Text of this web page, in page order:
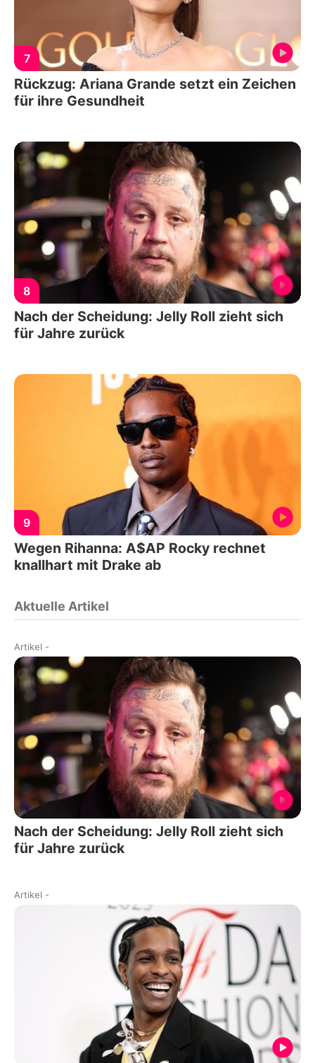
7
Rückzug: Ariana Grande setzt ein Zeichen
für ihre Gesundheit
8
Nach der Scheidung: Jelly Roll zieht sich
für Jahre zurück
9
Wegen Rihanna: A$AP Rocky rechnet
knallhart mit Drake ab
Aktuelle Artikel
Artikel -
Nach der Scheidung: Jelly Roll zieht sich
für Jahre zurück
Artikel -